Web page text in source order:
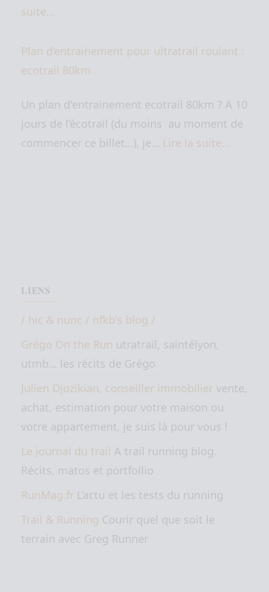
suite…
Plan d’entrainement pour ultratrail roulant :
ecotrail 80km
Un plan d'entrainement ecotrail 80km ? A 10
jours de l’écotrail (du moins au moment de
commencer ce billet…), je… Lire la suite…
LIENS
/ hic & nunc / nfkb's blog /
Grégo On the Run utratrail, saintélyon,
utmb… les récits de Grégo
Julien Djozikian, conseiller immobilier vente,
achat, estimation pour votre maison ou
votre appartement, je suis là pour vous !
Le journal du trail A trail running blog.
Récits, matos et portfollio
RunMag.fr L’actu et les tests du running
Trail & Running Courir quel que soit le
terrain avec Greg Runner